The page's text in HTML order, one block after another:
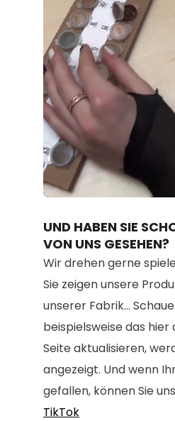
UND HABEN SIE
VON UNS GESEHEN?
Wir drehen gerne
Sie zeigen unsere
unserer Fabrik...
beispielsweise das hier
Seite aktualisieren,
angezeigt. Und wenn
gefallen, können Sie
TikTok